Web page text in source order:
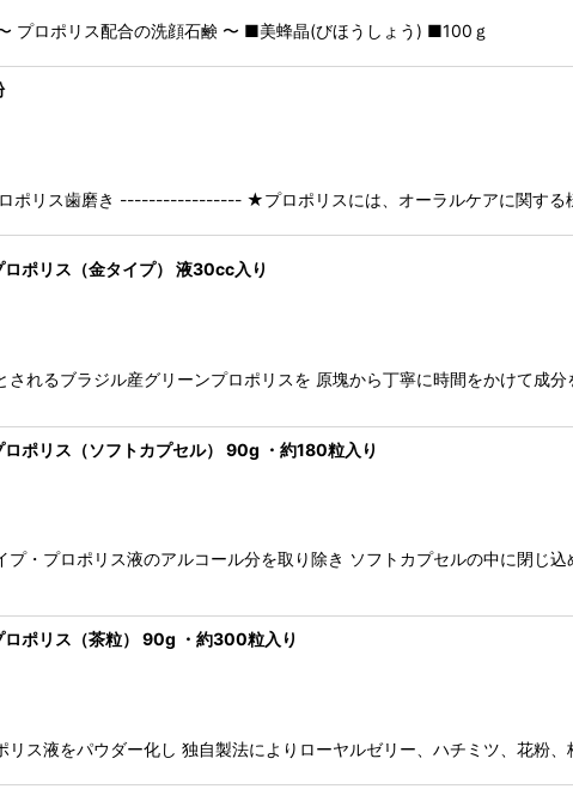
プロポリス配合の洗顔石鹸 〜 ■美蜂晶(びほうしょう) ■100ｇ
リス歯磨き ----------------- ★プロポリスには、オーラルケアに関する
ロポリス（金タイプ） 液30cc入り
されるブラジル産グリーンプロポリスを 原塊から丁寧に時間をかけて
ロポリス（ソフトカプセル） 90g ・約180粒入り
プ・プロポリス液のアルコール分を取り除き ソフトカプセルの中に閉
ロポリス（茶粒） 90g ・約300粒入り
リス液をパウダー化し 独自製法によりローヤルゼリー、ハチミツ、花